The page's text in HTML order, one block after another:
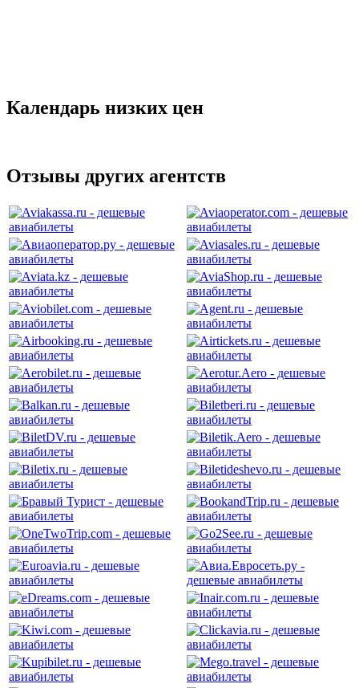
Календарь низких цен
Отзывы других агентств